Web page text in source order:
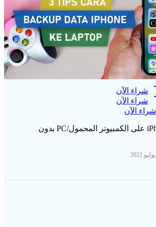
شراء الآن
شراء الآن
شراء الآن
نسخ احتياطي لـ iPhone على الكمبيوتر المحمول/PC بدون